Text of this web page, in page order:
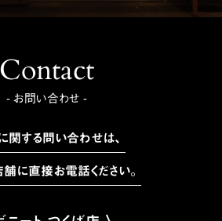
Contact
- お問い合わせ -
関する問い合わせは、
に直接お電話ください。